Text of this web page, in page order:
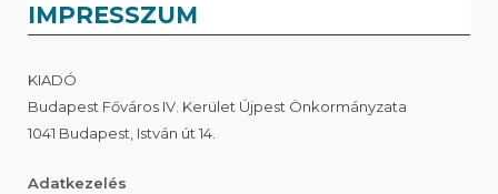
IMPRESSZUM
KIADÓ
Budapest Főváros IV. Kerület Újpest Önkormányzata
1041 Budapest, István út 14.
Adatkezelés